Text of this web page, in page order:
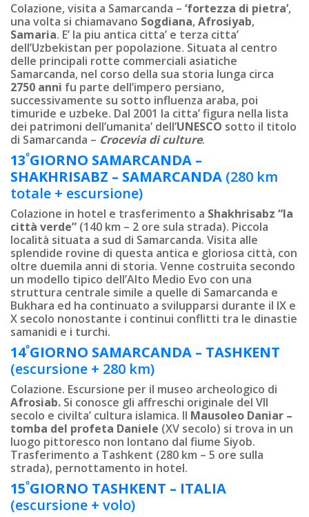
Colazione, visita a Samarcanda – ‘fortezza di pietra’,
una volta si chiamavano Sogdiana,Afrosiyab,
Samaria. E’ la piu antica citta’ e terza citta’
dell’Uzbekistan per popolazione. Situata al centro
delle principali rotte commerciali asiatiche
Samarcanda, nel corso della sua storia lunga circa
2750 anni fu parte dell’impero persiano,
successivamente su sotto influenza araba, poi
timuride e uzbeke. Dal 2001 la citta’ figura nella lista
dei patrimoni dell’umanita’ dell’UNESCO sotto il titolo
di Samarcanda – Crocevia di culture.
13ºGIORNO SAMARCANDA –
SHAKHRISABZ – SAMARCANDA (280 km
totale + escursione)
Colazione in hotel e trasferimento a Shakhrisabz “la
città verde” (140 km – 2 ore sula strada). Piccola
località situata a sud di Samarcanda. Visita alle
splendide rovine di questa antica e gloriosa città, con
oltre duemila anni di storia. Venne costruita secondo
un modello tipico dell’Alto Medio Evo con una
struttura centrale simile a quelle di Samarcanda e
Bukhara ed ha continuato a svilupparsi durante il IX e
X secolo nonostante i continui conflitti tra le dinastie
samanidi e i turchi.
14ºGIORNO SAMARCANDA – TASHKENT
(escursione + 280 km)
Colazione. Escursione per il museo archeologico di
Afrosiab. Si conosce gli affreschi originale del VII
secolo e civilta’ cultura islamica. Il Mausoleo Daniar –
tomba del profeta Daniele (XV secolo) si trova in un
luogo pittoresco non lontano dal fiume Siyob.
Trasferimento a Tashkent (280 km – 5 ore sulla
strada), pernottamento in hotel.
15ºGIORNO TASHKENT – ITALIA
(escursione + volo)